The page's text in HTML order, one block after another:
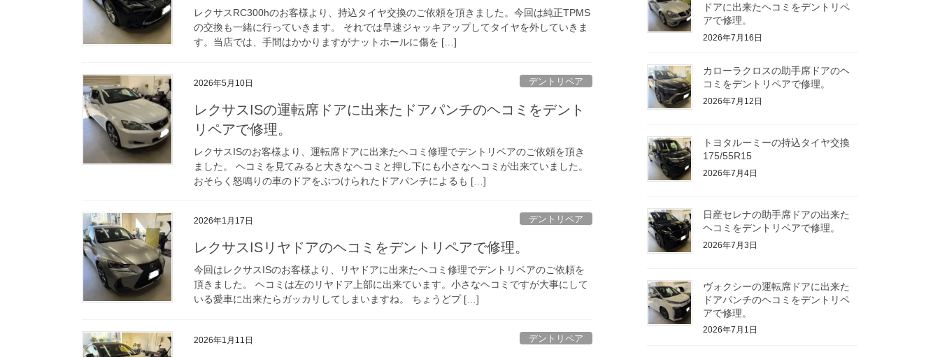
レクサスRC300hのお客様より、持込タイヤ交換のご依頼を頂きました。今回は純正TPMS
の交換も一緒に行っていきます。 それでは早速ジャッキアップしてタイヤを外していきま
す。当店では、手間はかかりますがナットホールに傷を […]
2026年5月10日 デントリペア
レクサスISの運転席ドアに出来たドアパンチのヘコミをデント
リペアで修理。
レクサスISのお客様より、運転席ドアに出来たヘコミ修理でデントリペアのご依頼を頂き
ました。 ヘコミを見てみると大きなヘコミと押し下にも小さなヘコミが出来ていました。
おそらく怒鳴りの車のドアをぶつけられたドアパンチによるも […]
2026年1月17日 デントリペア
レクサスISリヤドアのヘコミをデントリペアで修理。
今回はレクサスISのお客様より、リヤドアに出来たヘコミ修理でデントリペアのご依頼を
頂きました。 ヘコミは左のリヤドア上部に出来ています。小さなヘコミですが大事にして
いる愛車に出来たらガッカリしてしまいますね。 ちょうどプ […]
2026年1月11日 デントリペア
ドアに出来たヘコミをデントリペ
アで修理。
2026年7月16日
カローラクロスの助手席ドアのヘ
コミをデントリペアで修理。
2026年7月12日
トヨタルーミーの持込タイヤ交換
175/55R15
2026年7月4日
日産セレナの助手席ドアの出来た
ヘコミをデントリペアで修理。
2026年7月3日
ヴォクシーの運転席ドアに出来た
ドアパンチのヘコミをデントリペ
アで修理。
2026年7月1日